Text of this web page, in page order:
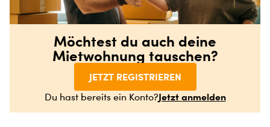
Möchtest du auch deine
Mietwohnung tauschen?
JETZT REGISTRIEREN
Du hast bereits ein Konto?Jetzt anmelden